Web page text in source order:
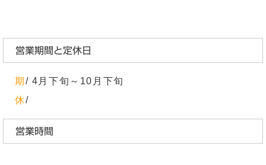
営業期間と定休日
期 / 4月下旬～10月下旬
休/
営業時間